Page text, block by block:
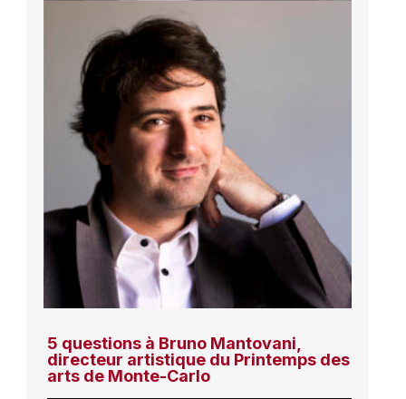
5 questions à Bruno Mantovani,
directeur artistique du Printemps des
arts de Monte-Carlo